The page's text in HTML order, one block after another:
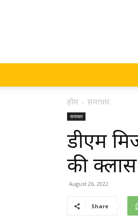
होम समाचार
समाचार
डीएम
की
August 26, 2022
Share